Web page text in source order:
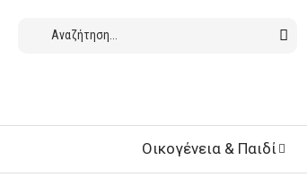
Οικογένεια & Παιδί